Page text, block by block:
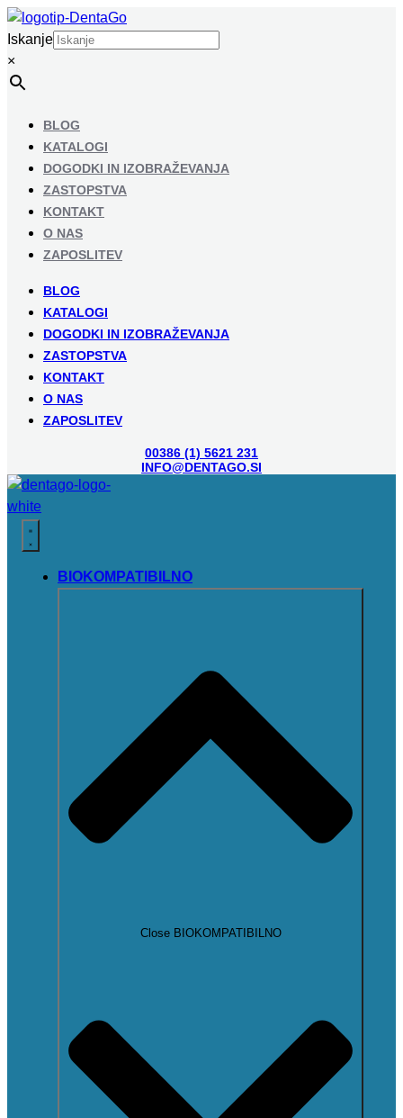
Iskanje
×
BLOG
KATALOGI
DOGODKI IN IZOBRAŽEVANJA
ZASTOPSTVA
KONTAKT
O NAS
ZAPOSLITEV
BLOG
KATALOGI
DOGODKI IN IZOBRAŽEVANJA
ZASTOPSTVA
KONTAKT
O NAS
ZAPOSLITEV
00386 (1) 5621 231
INFO@DENTAGO.SI
BIOKOMPATIBILNO
Close BIOKOMPATIBILNO